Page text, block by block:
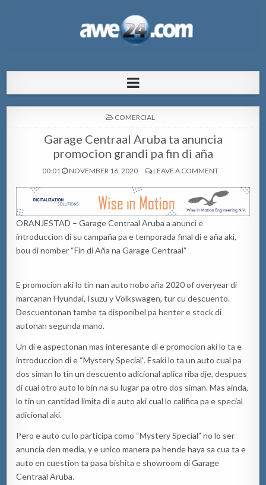
pa Aruba
POSTED
COMERCIAL
Garage Centraal Aruba ta anuncia
promocion grandi pa fin di aña
00:01 NOVEMBER 16, 2020 LEAVE A COMMENT
ORANJESTAD – Garage Centraal Aruba a anunci e
introduccion di su campaña pa e temporada final di e aña aki,
bou di nomber “Fin di Aña na Garage Centraal”
E promocion aki lo tin nan auto nobo aña 2020 of overyear di
marcanan Hyundai, Isuzu y Volkswagen, tur cu descuento.
Descuentonan tambe ta disponibel pa henter e stock di
autonan segunda mano.
Un di e aspectonan mas interesante di e promocion aki lo ta e
introduccion di e “Mystery Special”. Esaki lo ta un auto cual pa
dos siman lo tin un descuento adicional aplica riba dje, despues
di cual otro auto lo bin na su lugar pa otro dos siman. Mas ainda,
lo tin un cantidad limita di e auto aki cual lo califica pa e special
adicional aki.
Pero e auto cu lo participa como “Mystery Special” no lo ser
anuncia den media, y e unico manera pa hende haya sa cua ta e
auto en cuestion ta pasa bishita e showroom di Garage
Centraal Aruba.